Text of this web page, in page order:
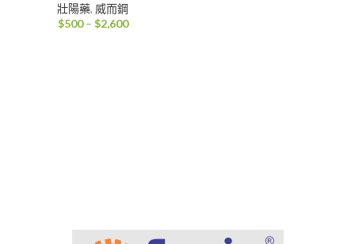
壯陽藥, 威而鋼
$500 – $2,600價